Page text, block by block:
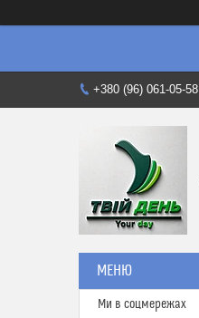
+380 (96) 061-05-58
Ми в соцмережах